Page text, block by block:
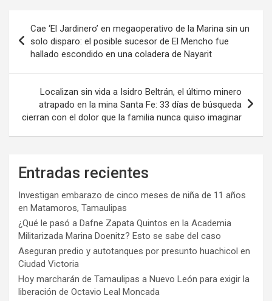
de
entradas
Cae ‘El Jardinero’ en megaoperativo de la Marina sin un
solo disparo: el posible sucesor de El Mencho fue
hallado escondido en una coladera de Nayarit
Localizan sin vida a Isidro Beltrán, el último minero
atrapado en la mina Santa Fe: 33 días de búsqueda
cierran con el dolor que la familia nunca quiso imaginar
Entradas recientes
Investigan embarazo de cinco meses de niña de 11 años
en Matamoros, Tamaulipas
¿Qué le pasó a Dafne Zapata Quintos en la Academia
Militarizada Marina Doenitz? Esto se sabe del caso
Aseguran predio y autotanques por presunto huachicol en
Ciudad Victoria
Hoy marcharán de Tamaulipas a Nuevo León para exigir la
liberación de Octavio Leal Moncada